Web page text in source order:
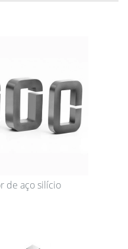
de aço silício